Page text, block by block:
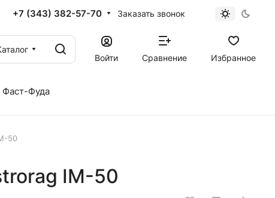
+7 (343) 382-57-70 Заказать звонок
Войти
Сравнение Избранное
Фаст-Фуда
50
IM-50